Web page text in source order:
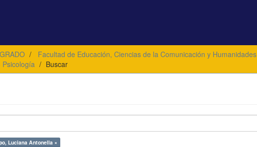
Facultad de Educación, Ciencias de la Comunicación y Humanidades
Psicología
Buscar
Luciana Antonella ×